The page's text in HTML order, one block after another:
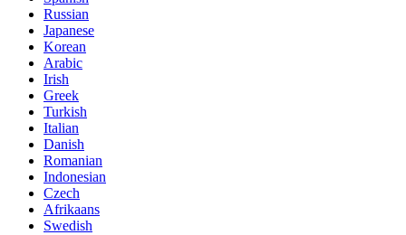
Russian
Japanese
Korean
Arabic
Irish
Greek
Turkish
Italian
Danish
Romanian
Indonesian
Czech
Afrikaans
Swedish